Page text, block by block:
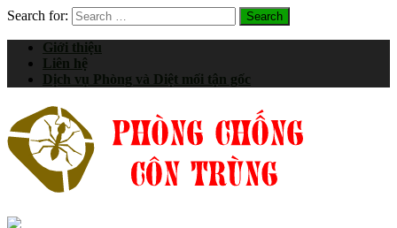
Search for:
Giới thiệu
Liên hệ
Dịch vụ Phòng và Diệt mối tận gốc